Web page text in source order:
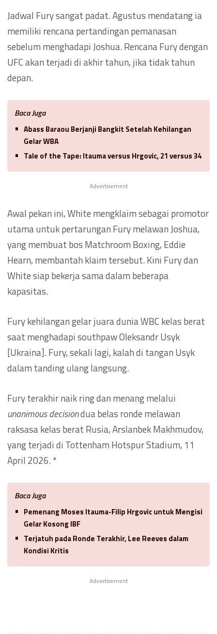
Jadwal Fury sangat padat. Agustus mendatang ia
memiliki rencana pertandingan pemanasan
sebelum menghadapi Joshua. Rencana Fury dengan
UFC akan terjadi di akhir tahun, jika tidak tahun
depan.
Baca Juga
Abass Baraou Berjanji Bangkit Setelah Kehilangan
Gelar WBA
Tale of the Tape: Itauma versus Hrgovic, 21 versus 34
Advertisement
Awal pekan ini, White mengklaim sebagai promotor
utama untuk pertarungan Fury melawan Joshua,
yang membuat bos Matchroom Boxing, Eddie
Hearn, membantah klaim tersebut. Kini Fury dan
White siap bekerja sama dalam beberapa
kapasitas.
Fury kehilangan gelar juara dunia WBC kelas berat
saat menghadapi southpaw Oleksandr Usyk
[Ukraina]. Fury, sekali lagi, kalah di tangan Usyk
dalam tanding ulang langsung.
Fury terakhir naik ring dan menang melalui
unanimous decisiondua belas ronde melawan
raksasa kelas berat Rusia, Arslanbek Makhmudov,
yang terjadi di Tottenham Hotspur Stadium, 11
April 2026. *
Baca Juga
Pemenang Moses Itauma-Filip Hrgovic untuk Mengisi
Gelar Kosong IBF
Terjatuh pada Ronde Terakhir, Lee Reeves dalam
Kondisi Kritis
Advertisement